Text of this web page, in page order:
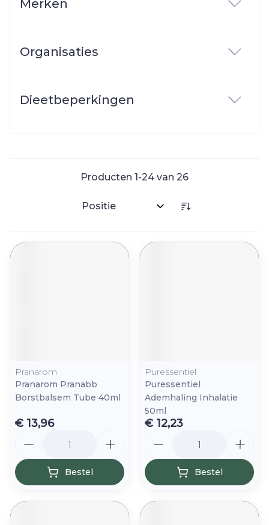
Merken
Organisaties
Dieetbeperkingen
Producten 1-24 van 26
Sorteer op:
Pranarom
Pranarom Pranabb
Borstbalsem Tube 40ml
€ 13,96
Bestel
Puressentiel
Puressentiel
Ademhaling Inhalatie
50ml
€ 12,23
Bestel